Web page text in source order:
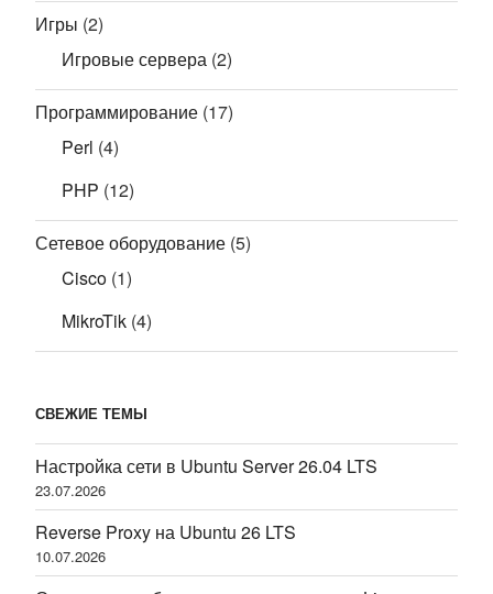
Игры (2)
Игровые сервера (2)
Программирование (17)
Perl (4)
PHP (12)
Сетевое оборудование (5)
Cisco (1)
MikroTik (4)
СВЕЖИЕ ТЕМЫ
Настройка сети в Ubuntu Server 26.04 LTS
23.07.2026
Reverse Proxy на Ubuntu 26 LTS
10.07.2026